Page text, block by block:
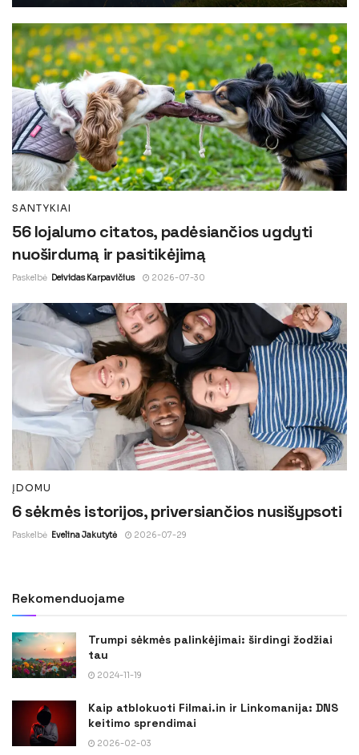
SANTYKIAI
56 lojalumo citatos, padėsiančios ugdyti
nuoširdumą ir pasitikėjimą
Paskelbė Deividas Karpavičius 2026-07-30
ĮDOMU
6 sėkmės istorijos, priversiančios nusišypsoti
Paskelbė Evelina Jakutytė 2026-07-29
Rekomenduojame
Trumpi sėkmės palinkėjimai: širdingi žodžiai
tau
2024-11-19
Kaip atblokuoti Filmai.in ir Linkomanija: DNS
keitimo sprendimai
2026-02-03